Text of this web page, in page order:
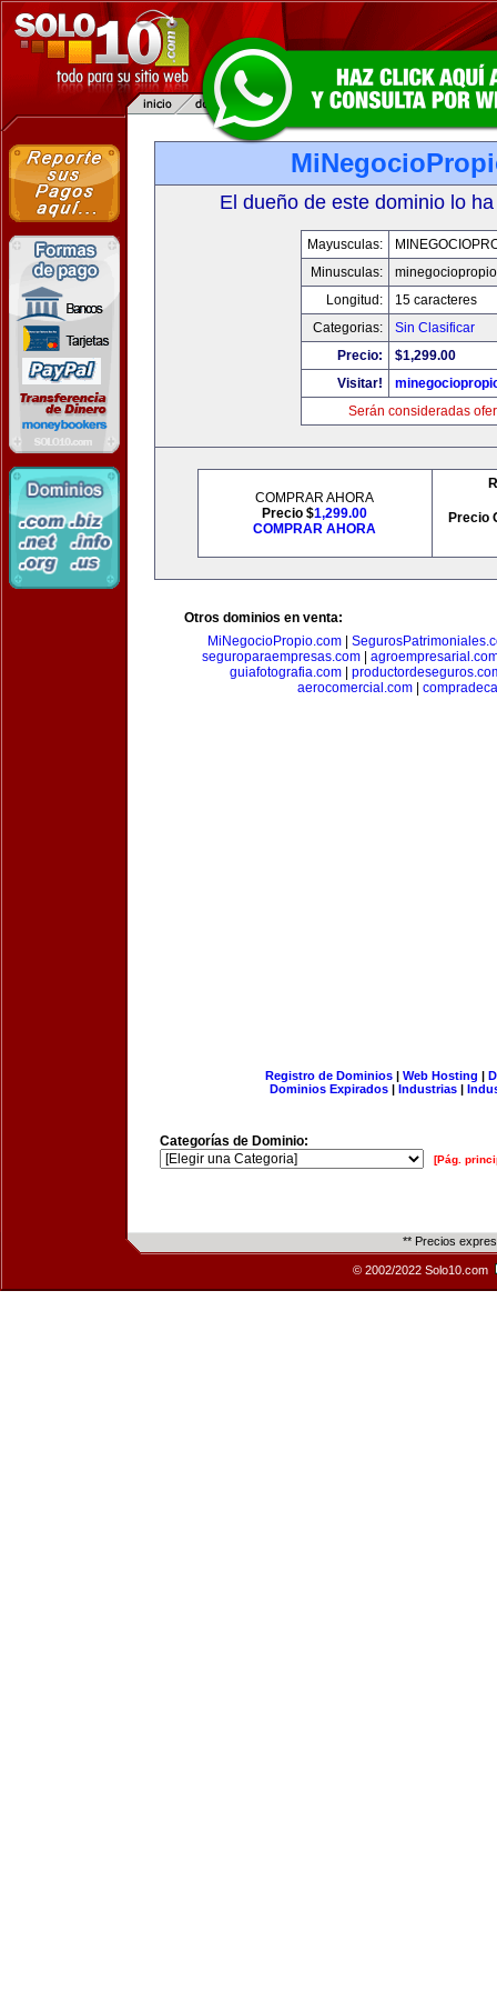
El dueño de este dominio lo
Mayusculas:
Minusculas:
Longitud:
15 caracteres
Categorias:
Sin Clasificar
Precio:
$1,299.00
Visitar!
Serán consideradas
COMPRAR AHORA
Precio $1,299.00
COMPRAR AHORA
Precio
Otros dominios en venta:
MiNegocioPropio.com|
seguroparaempresas.com
guiafotografia.com
aerocomercial.com|
Registro de Dominios| Web Hosting |
Dominios Expirados | Industrias |
Categorías de Dominio:
[Pág.
** Precios
© 2002/2022 Solo10.com